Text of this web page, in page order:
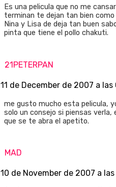
Es una pelicula que no me
terminan te dejan tan bien
Nina y Lisa de deja tan buen
pinta que tiene el pollo chakuti.
21PETERPAN
11 de December de 2007 a las
me gusto mucho esta pelicula,
solo un consejo si piensas
que se te abra el apetito.
MAD
10 de November de 2007 a